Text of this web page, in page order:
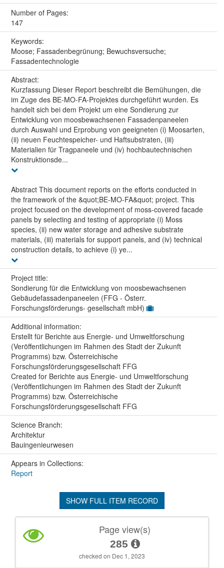
Number of Pages:
147
Keywords:
Moose; Fassadenbegrünung; Bewuchsversuche;
Fassadentechnologie
Abstract:
Kurzfassung Dieser Report beschreibt die Bemühungen, die
im Zuge des BE-MO-FA-Projektes durchgeführt wurden. Es
handelt sich bei dem Projekt um eine Sondierung zur
Entwicklung von moosbewachsenen Fassadenpaneelen
durch Auswahl und Erprobung von geeigneten (i) Moosarten,
(ii) neuen Feuchtespeicher- und Haftsubstraten, (iii)
Materialien für Tragpaneele und (iv) hochbautechnischen
Konstruktionsde...
Abstract This document reports on the efforts conducted in
the framework of the &quot;BE-MO-FA&quot; project. This
project focused on the development of moss-covered facade
panels by selecting and testing of appropriate (i) Moss
species, (ii) new water storage and adhesive substrate
materials, (iii) materials for support panels, and (iv) technical
construction details, to achieve (i) ye...
Project title:
Sondierung für die Entwicklung von moosbewachsenen
Gebäudefassadenpaneelen (FFG - Österr.
Forschungsförderungs- gesellschaft mbH)
Additional information:
Erstellt für Berichte aus Energie- und Umweltforschung
(Veröffentlichungen im Rahmen des Stadt der Zukunft
Programms) bzw. Österreichische
Forschungsförderungsgesellschaft FFG
Created for Berichte aus Energie- und Umweltforschung
(Veröffentlichungen im Rahmen des Stadt der Zukunft
Programms) bzw. Österreichische
Forschungsförderungsgesellschaft FFG
Science Branch:
Architektur
Bauingenieurwesen
Appears in Collections:
Report
SHOW FULL ITEM RECORD
Page view(s)
285
checked on Dec 1, 2023